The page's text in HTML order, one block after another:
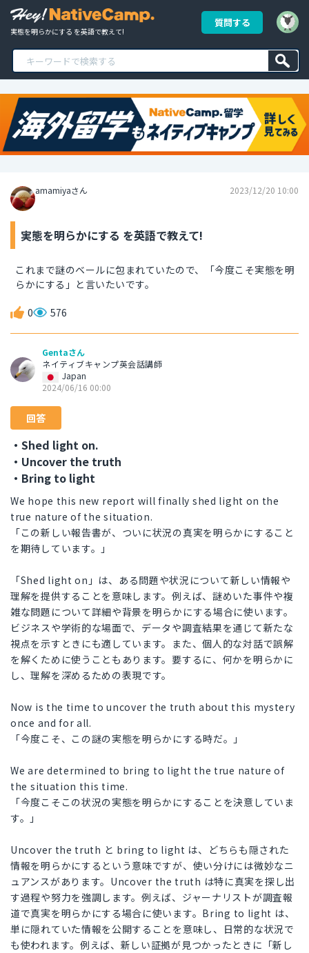
実態を明らかにする を英語で教えて!
質問する
amamiyaさん 2023/12/20 10:00
実態を明らかにする を英語で教えて!
これまで謎のベールに包まれていたので、「今度こそ実態を明
らかにする」と言いたいです。
0 576
Gentaさん
ネイティブキャンプ英会話講師
Japan
2024/06/16 00:00
回答
・Shed light on.
・Uncover the truth
・Bring to light
We hope this new report will finally shed light on the
true nature of the situation.
「この新しい報告書が、ついに状況の真実を明らかにすること
を期待しています。」
「Shed light on」は、ある問題や状況について新しい情報や
理解を提供することを意味します。例えば、謎めいた事件や複
雑な問題について詳細や背景を明らかにする場合に使います。
ビジネスや学術的な場面で、データや調査結果を通じて新たな
視点を示すときにも適しています。また、個人的な対話で誤解
を解くために使うこともあります。要するに、何かを明らかに
し、理解を深めるための表現です。
Now is the time to uncover the truth about this mystery
once and for all.
「今度こそ、この謎の実態を明らかにする時だ。」
We are determined to bring to light the true nature of
the situation this time.
「今度こそこの状況の実態を明らかにすることを決意していま
す。」
Uncover the truth と bring to light は、どちらも隠された
情報を明らかにするという意味ですが、使い分けには微妙なニ
ュアンスがあります。Uncover the truth は特に真実を探し出
す過程や努力を強調します。例えば、ジャーナリストが調査報
道で真実を明らかにする場合に使います。Bring to light は、
単に隠れていた情報を公開することを意味し、日常的な状況で
も使われます。例えば、新しい証拠が見つかったときに「新し